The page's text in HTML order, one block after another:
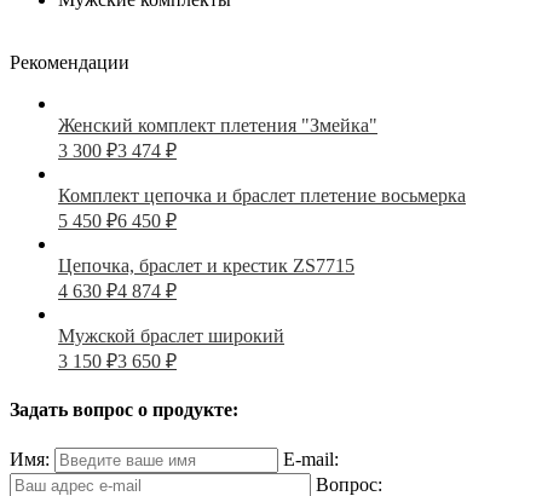
Рекомендации
Женский комплект плетения "Змейка"
3 300 ₽3 474 ₽
Комплект цепочка и браслет плетение восьмерка
5 450 ₽6 450 ₽
Цепочка, браслет и крестик ZS7715
4 630 ₽4 874 ₽
Мужской браслет широкий
3 150 ₽3 650 ₽
Задать вопрос о продукте:
Имя:
E-mail:
Вопрос: